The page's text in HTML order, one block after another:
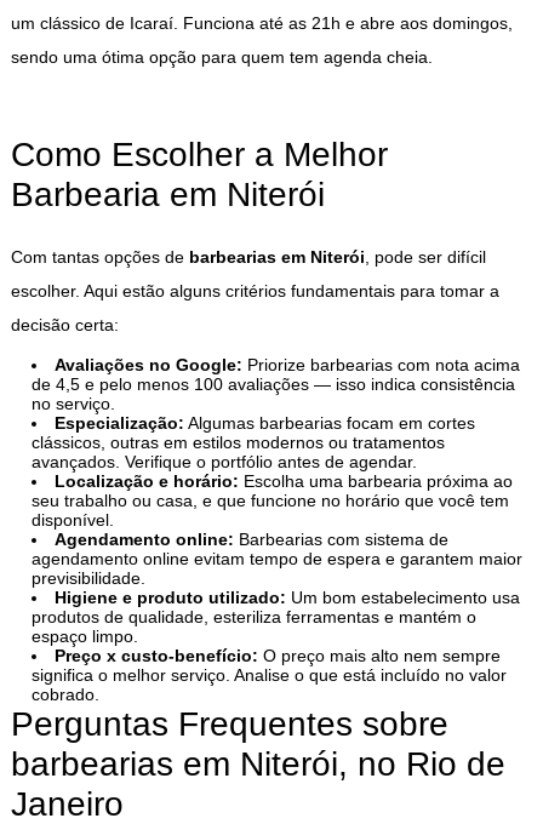
um clássico de Icaraí. Funciona até as 21h e abre aos domingos,
sendo uma ótima opção para quem tem agenda cheia.
Como Escolher a Melhor
Barbearia em Niterói
Com tantas opções de barbearias em Niterói, pode ser difícil
escolher. Aqui estão alguns critérios fundamentais para tomar a
decisão certa:
Avaliações no Google: Priorize barbearias com nota acima
de 4,5 e pelo menos 100 avaliações — isso indica consistência
no serviço.
Especialização: Algumas barbearias focam em cortes
clássicos, outras em estilos modernos ou tratamentos
avançados. Verifique o portfólio antes de agendar.
Localização e horário: Escolha uma barbearia próxima ao
seu trabalho ou casa, e que funcione no horário que você tem
disponível.
Agendamento online: Barbearias com sistema de
agendamento online evitam tempo de espera e garantem maior
previsibilidade.
Higiene e produto utilizado: Um bom estabelecimento usa
produtos de qualidade, esteriliza ferramentas e mantém o
espaço limpo.
Preço x custo-benefício: O preço mais alto nem sempre
significa o melhor serviço. Analise o que está incluído no valor
cobrado.
Perguntas Frequentes sobre
barbearias em Niterói, no Rio de
Janeiro